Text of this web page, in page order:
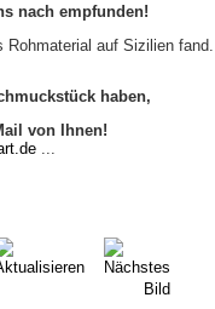
nach empfunden!
auf Sizilien fand.
haben,
von Ihnen!
...